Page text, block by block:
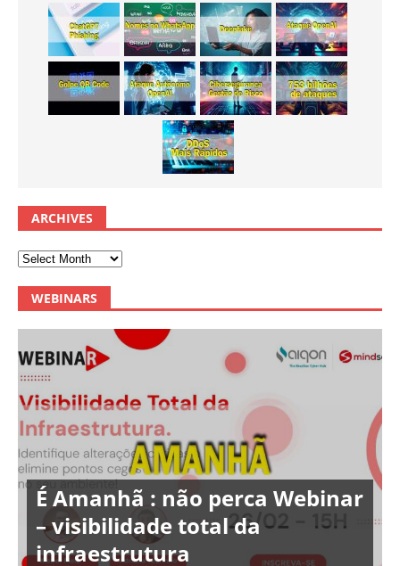
ARCHIVES
WEBINARS
É Amanhã : não perca Webinar
– visibilidade total da
infraestrutura